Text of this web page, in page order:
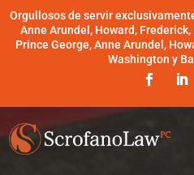
Orgullosos de servir
Anne Arundel, Howard,
Prince George, Anne Arundel,
Washington y